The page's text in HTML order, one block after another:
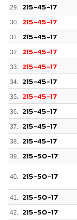
29. 215-45-17
30. 215-45-17
31. 215-45-17
32. 215-45-17
33. 215-45-17
34. 215-45-17
35. 215-45-17
36. 215-45-17
37. 215-45-17
38. 215-45-17
39. 215-50-17
40. 215-50-17
41. 215-50-17
42. 215-50-17